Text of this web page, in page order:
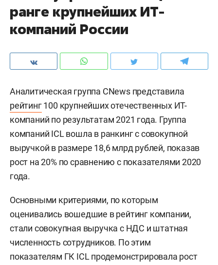
ранге крупнейших ИТ-
компаний России
Аналитическая группа CNews представила
рейтинг100 крупнейших отечественных ИТ-
компаний по результатам 2021 года. Группа
компаний ICL вошла в ранкинг с совокупной
выручкой в размере 18,6 млрд рублей, показав
рост на 20% по сравнению с показателями 2020
года.
Основными критериями, по которым
оценивались вошедшие в рейтинг компании,
стали совокупная выручка с НДС и штатная
численность сотрудников. По этим
показателям ГК ICL продемонстрировала рост